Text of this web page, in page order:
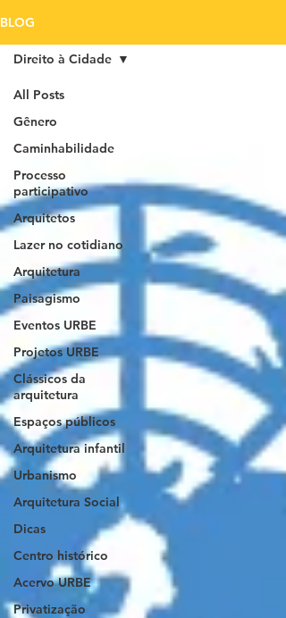
BLOG
All Posts
Gênero
Caminhabilidade
Processo
participativo
Arquitetos
Lazer no cotidiano
Arquitetura
Paisagismo
Eventos URBE
Projetos URBE
Clássicos da
arquitetura
Espaços públicos
Arquitetura infantil
Urbanismo
Arquitetura Social
Dicas
Centro histórico
Acervo URBE
Privatização
Direito à Cidade